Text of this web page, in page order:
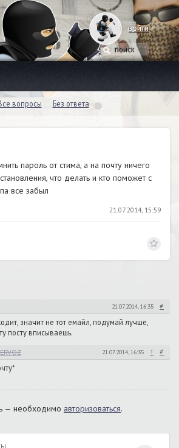
войти
вопросы Без ответа
пароль от стима, а на почту ничего
что делать и кто поможет с
все забыл
21.07.2014, 15:59
21.07.2014, 16:35 #
значит не тот емайл, подумай лучше,
посту вписываешь.
21.07.2014, 16:35 ↑ #
— необходимо авторизоваться.